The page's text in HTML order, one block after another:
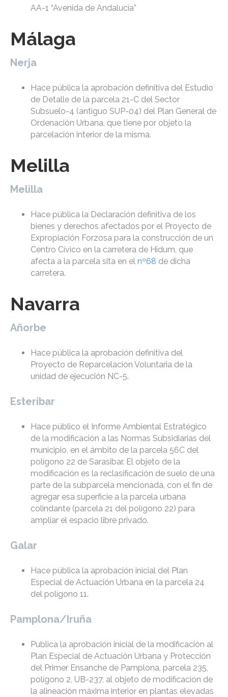
AA-1 “Avenida de Andalucía”
Málaga
Nerja
Hace pública la aprobación definitiva del Estudio
de Detalle de la parcela 21-C del Sector
Subsuelo-4 (antiguo SUP-04) del Plan General de
Ordenación Urbana, que tiene por objeto la
parcelación interior de la misma.
Melilla
Melilla
Hace pública la Declaración definitiva de los
bienes y derechos afectados por el Proyecto de
Expropiación Forzosa para la construcción de un
Centro Cívico en la carretera de Hidum, que
afecta a la parcela sita en el nº68 de dicha
carretera.
Navarra
Añorbe
Hace pública la aprobación definitiva del
Proyecto de Reparcelación Voluntaria de la
unidad de ejecución NC-5.
Esteribar
Hace público el Informe Ambiental Estratégico
de la modificación a las Normas Subsidiarias del
municipio, en el ámbito de la parcela 56C del
polígono 22 de Sarasibar. El objeto de la
modificación es la reclasificación de suelo de una
parte de la subparcela mencionada, con el fin de
agregar esa superficie a la parcela urbana
colindante (parcela 21 del polígono 22) para
ampliar el espacio libre privado.
Galar
Hace pública la aprobación inicial del Plan
Especial de Actuación Urbana en la parcela 24
del polígono 11.
Pamplona/Iruña
Publica la aprobación inicial de la modificación al
Plan Especial de Actuación Urbana y Protección
del Primer Ensanche de Pamplona, parcela 235,
polígono 2, UB-237, al objeto de modificación de
la alineación máxima interior en plantas elevadas